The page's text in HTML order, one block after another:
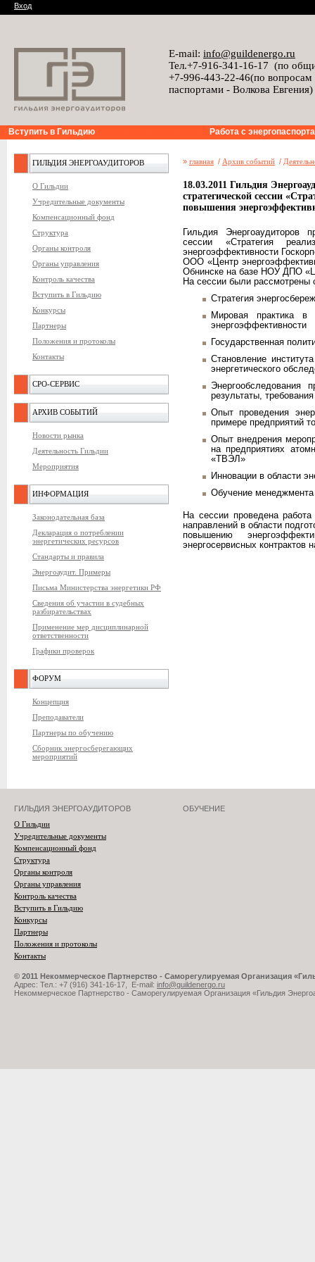
Вход
E-mail: info@guildenergo.ru
Тел.+7-916-341-16-17 (по
+7-996-443-22-46(по
паспортами - Волкова Евгения)
Вступить в Гильдию Работа с
ГИЛЬДИЯ ЭНЕРГОАУДИТОРОВ
О Гильдии
Учредительные документы
Компенсационный фонд
Структура
Органы контроля
Органы управления
Контроль качества
Вступить в Гильдию
Конкурсы
Партнеры
Положения и протоколы
Контакты
СРО-СЕРВИС
АРХИВ СОБЫТИЙ
Новости рынка
Деятельность Гильдии
Мероприятия
ИНФОРМАЦИЯ
Законодательная база
Декларация о потреблении
энергетических ресурсов
Стандарты и правила
Энергоаудит. Примеры
Письма Министерства энергетики РФ
Сведения об участии в судебных
разбирательствах
Применение мер дисциплинарной
ответственности
Графики проверок
ФОРУМ
Концепция
Преподаватели
Партнеры по обучению
Сборник энергосберегающих
мероприятий
» главная / Архив событий /
18.03.2011 Гильдия
стратегической сессии
повышения
Гильдия Энергоаудиторов
сессии «Стратегия
энергоэффективности
ООО «Центр
Обнинске на базе НОУ ДПО
На сессии были
Стратегия
Мировая практика в
энергоэффективности
Государственная
Становление
энергетического
Энергообследования
результаты,
Опыт проведения
примере предприятий
Опыт внедрения
на предприятиях
«ТВЭЛ»
Инновации в области
Обучение
На сессии проведена
направлений в области
повышению
энергосервисных контрактов
ГИЛЬДИЯ ЭНЕРГОАУДИТОРОВ
О Гильдии
Учредительные документы
Компенсационный фонд
Структура
Органы контроля
Органы управления
Контроль качества
Вступить в Гильдию
Конкурсы
Партнеры
Положения и протоколы
Контакты
ОБУЧЕНИЕ
© 2011 Некоммерческое Партнерство - Саморегулируемая Организация
Адрес: Тел.: +7 (916) 341-16-17, E-mail: info@guildenergo.ru
Некоммерческое Партнерство - Саморегулируемая Организация «Гильдия